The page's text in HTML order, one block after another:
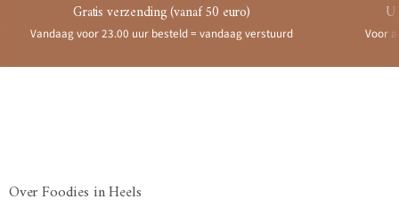
Gratis verzending (vanaf 50 euro)
Vandaag voor 23.00 uur besteld = vandaag verstuurd Voor
Over Foodies in Heels